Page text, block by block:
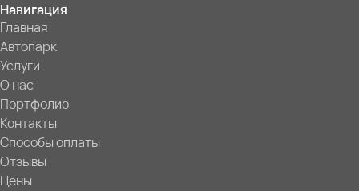
Навигация
Главная
Автопарк
Услуги
О нас
Портфолио
Контакты
Способы оплаты
Отзывы
Цены